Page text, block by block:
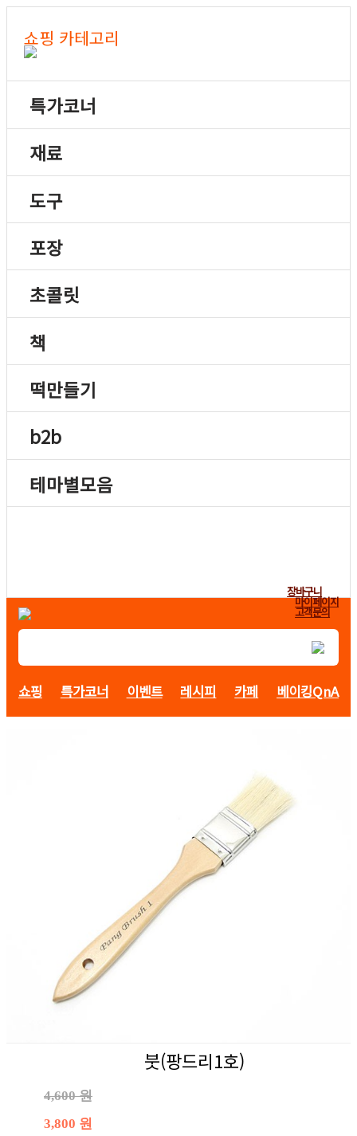
쇼핑 카테고리
특가코너
재료
도구
포장
초콜릿
책
떡만들기
b2b
테마별모음
장바구니
마이페이지
고객문의
쇼핑 특가코너 이벤트 레시피 카페 베이킹QnA
붓(팡드리1호)
4,600 원
3,800 원